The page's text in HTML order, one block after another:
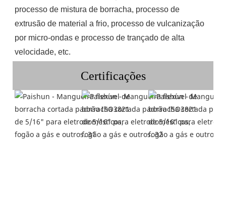
processo de mistura de borracha, processo de
extrusão de material a frio, processo de vulcanização
por micro-ondas e processo de trançado de alta
velocidade, etc.
Certificações